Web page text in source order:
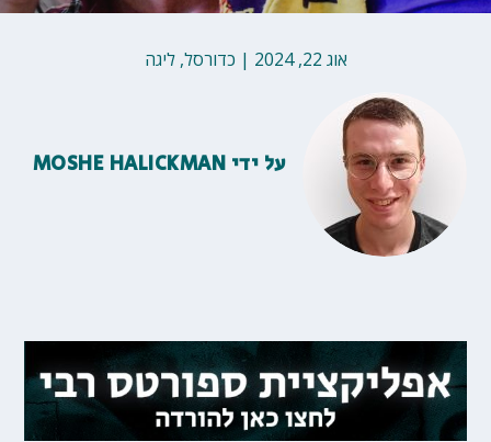
אוג 22, 2024 | כדורסל,ליגה
על ידי MOSHE HALICKMAN